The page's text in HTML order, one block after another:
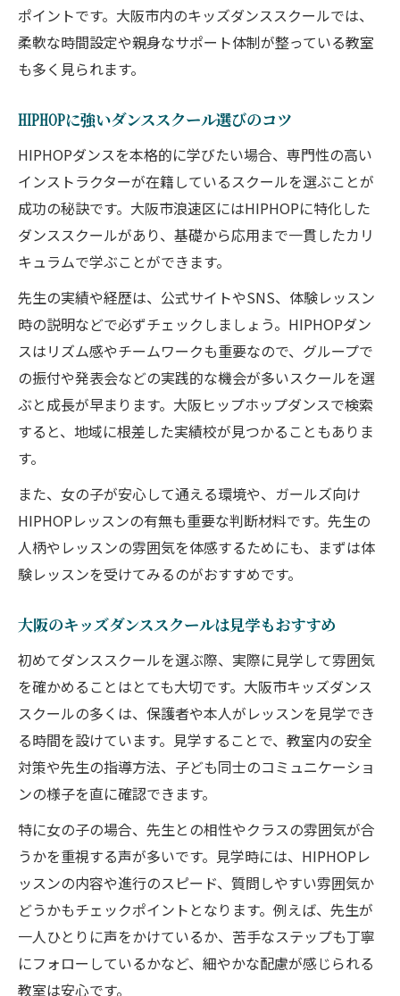
ポイントです。大阪市内のキッズダンススクールでは、
柔軟な時間設定や親身なサポート体制が整っている教室
も多く見られます。
HIPHOPに強いダンススクール選びのコツ
HIPHOPダンスを本格的に学びたい場合、専門性の高い
インストラクターが在籍しているスクールを選ぶことが
成功の秘訣です。大阪市浪速区にはHIPHOPに特化した
ダンススクールがあり、基礎から応用まで一貫したカリ
キュラムで学ぶことができます。
先生の実績や経歴は、公式サイトやSNS、体験レッスン
時の説明などで必ずチェックしましょう。HIPHOPダン
スはリズム感やチームワークも重要なので、グループで
の振付や発表会などの実践的な機会が多いスクールを選
ぶと成長が早まります。大阪ヒップホップダンスで検索
すると、地域に根差した実績校が見つかることもありま
す。
また、女の子が安心して通える環境や、ガールズ向け
HIPHOPレッスンの有無も重要な判断材料です。先生の
人柄やレッスンの雰囲気を体感するためにも、まずは体
験レッスンを受けてみるのがおすすめです。
大阪のキッズダンススクールは見学もおすすめ
初めてダンススクールを選ぶ際、実際に見学して雰囲気
を確かめることはとても大切です。大阪市キッズダンス
スクールの多くは、保護者や本人がレッスンを見学でき
る時間を設けています。見学することで、教室内の安全
対策や先生の指導方法、子ども同士のコミュニケーショ
ンの様子を直に確認できます。
特に女の子の場合、先生との相性やクラスの雰囲気が合
うかを重視する声が多いです。見学時には、HIPHOPレ
ッスンの内容や進行のスピード、質問しやすい雰囲気か
どうかもチェックポイントとなります。例えば、先生が
一人ひとりに声をかけているか、苦手なステップも丁寧
にフォローしているかなど、細やかな配慮が感じられる
教室は安心です。